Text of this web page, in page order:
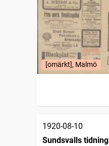
[omärkt], Malmö
1920-08-10
Sundsvalls tidning